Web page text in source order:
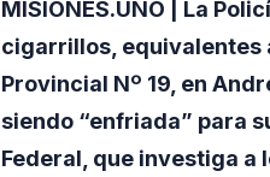
MISIONES.UNO | La
cigarrillos, equivalentes
Provincial Nº 19, en
siendo “enfriada” para
Federal, que investiga a